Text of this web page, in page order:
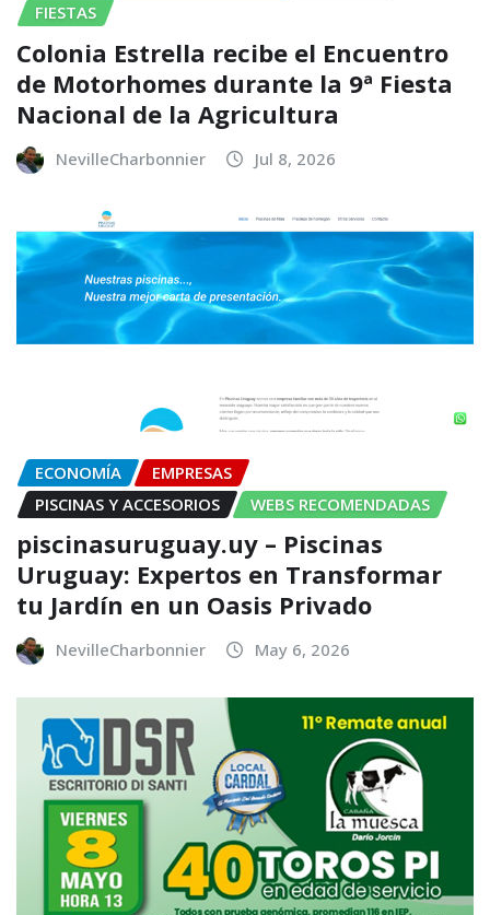
FIESTAS
Colonia Estrella recibe el Encuentro
de Motorhomes durante la 9ª Fiesta
Nacional de la Agricultura
NevilleCharbonnier Jul 8, 2026
ECONOMÍA
EMPRESAS
PISCINAS Y ACCESORIOS
WEBS RECOMENDADAS
piscinasuruguay.uy – Piscinas
Uruguay: Expertos en Transformar
tu Jardín en un Oasis Privado
NevilleCharbonnier May 6, 2026